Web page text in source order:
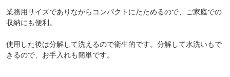
業務用サイズでありながらコンパクトにたためるので、ご家庭での
収納にも便利。
使用した後は分解して洗えるので衛生的です。分解して水洗いもで
きるので、お手入れも簡単です。